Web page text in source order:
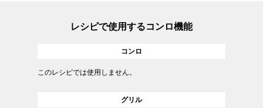
レシピで使用するコンロ機能
コンロ
このレシピでは使用しません。
グリル